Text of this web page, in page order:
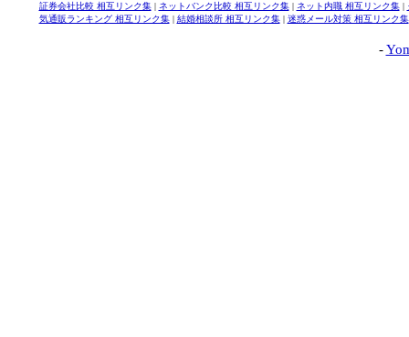
証券会社比較 相互リンク集| ネットバンク比較 相互リンク集| ネット内職 相互リンク集|
気通販ランキング 相互リンク集| 結婚相談所 相互リンク集| 迷惑メール対策 相互リンク集
-